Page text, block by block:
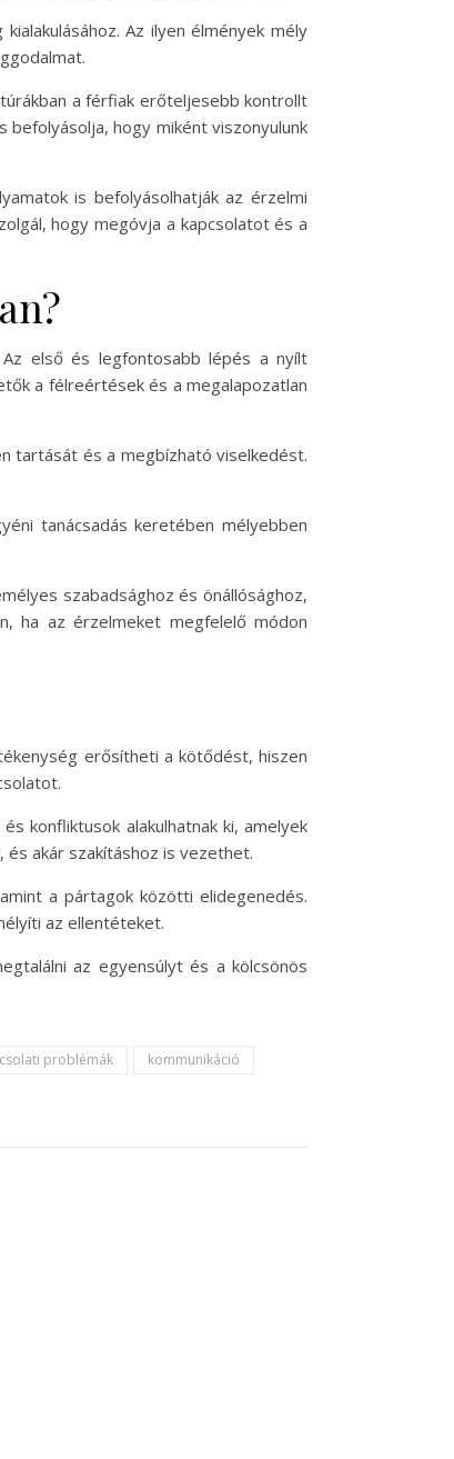
Az ilyen élmények mély
a férfiak erőteljesebb kontrollt
hogy miként viszonyulunk
is befolyásolhatják az érzelmi
hogy megóvja a kapcsolatot és a
első és legfontosabb lépés a nyílt
a félreértések és a megalapozatlan
tartását és a megbízható viselkedést.
tanácsadás keretében mélyebben
szabadsághoz és önállósághoz,
ha az érzelmeket megfelelő módon
erősítheti a kötődést, hiszen
konfliktusok alakulhatnak ki, amelyek
akár szakításhoz is vezethet.
a pártagok közötti elidegenedés.
az ellentéteket.
az egyensúlyt és a kölcsönös
problémák
kommunikáció